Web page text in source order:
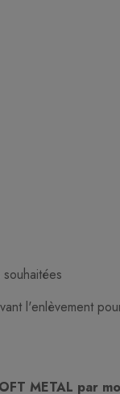
l'enlèvement
METAL par